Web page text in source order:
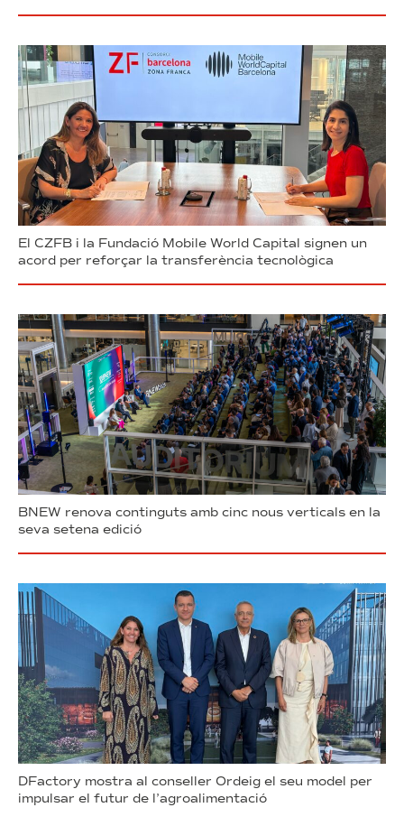
El CZFB i la Fundació Mobile World Capital signen un
acord per reforçar la transferència tecnològica
BNEW renova continguts amb cinc nous verticals en la
seva setena edició
DFactory mostra al conseller Ordeig el seu model per
impulsar el futur de l’agroalimentació